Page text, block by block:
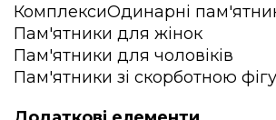
КомплексиОдинарні
Пам'ятники для жінок
Пам'ятники для чоловіків
Пам'ятники зі скорботною